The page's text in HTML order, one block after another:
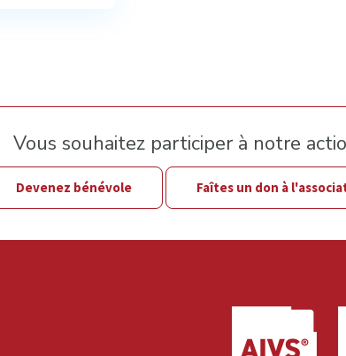
Vous souhaitez participer à notre
Devenez bénévole Faîtes un don à